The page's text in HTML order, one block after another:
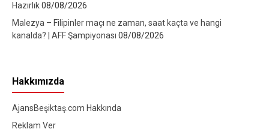
Hazırlık08/08/2026
Malezya – Filipinler maçı ne zaman, saat kaçta ve hangi
kanalda? | AFF Şampiyonası 08/08/2026
Hakkımızda
AjansBeşiktaş.com Hakkında
Reklam Ver